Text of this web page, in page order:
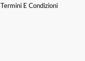
Termini E Condizioni